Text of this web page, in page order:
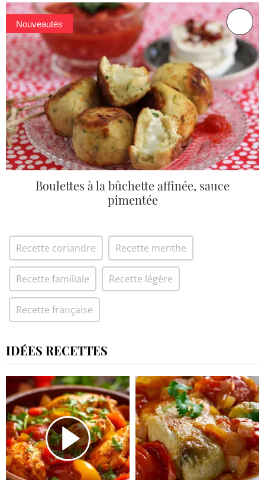
Nouveautés
Boulettes à la bûchette affinée, sauce
pimentée
Recette coriandre Recette menthe
Recette familiale Recette légère
Recette française
IDÉES RECETTES